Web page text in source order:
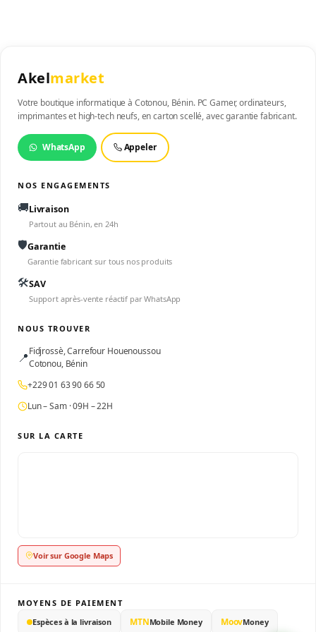
Akelmarket
Votre boutique informatique à Cotonou, Bénin. PC Gamer, ordinateurs,
imprimantes et high-tech neufs, en carton scellé, avec garantie fabricant.
WhatsApp Appeler
NOS ENGAGEMENTS
🚚Livraison
Partout au Bénin, en 24h
🛡️Garantie
Garantie fabricant sur tous nos produits
🛠️SAV
Support après-vente réactif par WhatsApp
NOUS TROUVER
📍Fidjrossè, Carrefour Houenoussou
Cotonou, Bénin
+229 01 63 90 66 50
Lun – Sam · 09H – 22H
SUR LA CARTE
Voir sur Google Maps
MOYENS DE PAIEMENT
Espèces à la livraison
MTNMobile Money MoovMoney